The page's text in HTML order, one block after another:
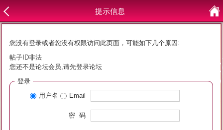
提示信息
您没有登录或者您没有权限访问此页面，可能如下几个原因:
帖子ID非法
您还不是论坛会员,请先登录论坛
登录
用户名
Email
密 码